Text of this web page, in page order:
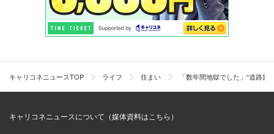
キャリコネニュースTOP ライフ 住まい 「数年間地獄でした」“道路
キャリコネニュースについて（媒体資料はこちら）